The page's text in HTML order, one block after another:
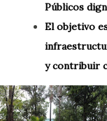
Públicos
El objetivo
y contribuir